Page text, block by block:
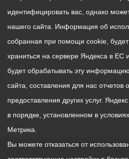
идентифицировать вас, однако
нашего сайта. Информация об
собранная при помощи cookie,
храниться на сервере Яндекса в ЕС
будет обрабатывать эту
сайта, составления для нас отчетов
предоставления других услуг.
в порядке, установленном в
Метрика.
Вы можете отказаться от